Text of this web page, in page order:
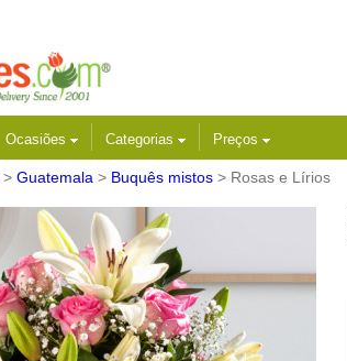
Ocasiões Categorias Preços
> Guatemala > Buquês mistos > Rosas e Lírios